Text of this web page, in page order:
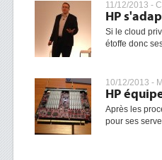
11/12/2013 -
HP
Si le cloud
étoffe donc
10/12/2013 -
HP
Après les
pour ses